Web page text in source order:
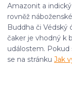
Amazonit a
rovněž
Buddha či Védský
čaker je vhodný k
událostem. Pokud
se na stránku Jak